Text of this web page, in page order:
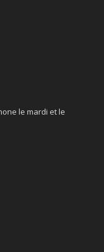
le mardi et le